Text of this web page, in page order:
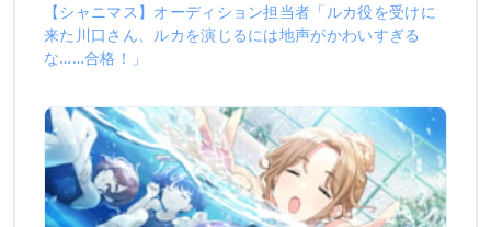
【シャニマス】オーディション担当者「ルカ役を受けに
来た川口さん、ルカを演じるには地声がかわいすぎる
な……合格！」